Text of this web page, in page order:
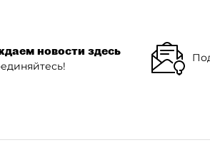
новости здесь